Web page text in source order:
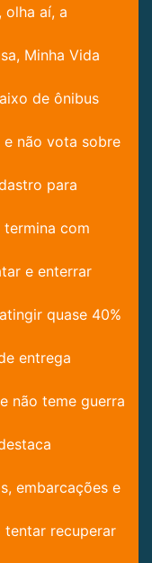
olha aí, a
Minha Vida
de ônibus
não vota sobre
para
termina com
e enterrar
quase 40%
entrega
não teme guerra
embarcações e
tentar recuperar